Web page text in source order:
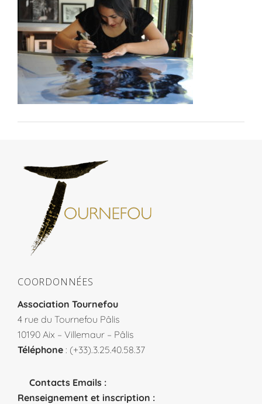
COORDONNÉES
Association Tournefou
4 rue du Tournefou Pâlis
10190 Aix – Villemaur – Pâlis
Téléphone : (+33).3.25.40.58.37
Contacts Emails :
Renseignement et inscription :